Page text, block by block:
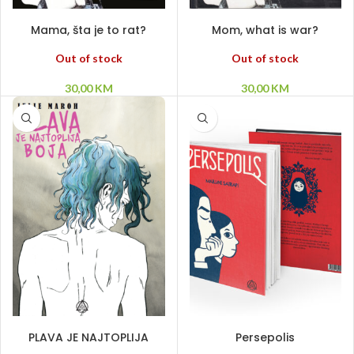
Mama, šta je to rat?
Out of stock
30,00KM
Mom, what is war?
Out of stock
30,00KM
PLAVA JE NAJTOPLIJA
Persepolis